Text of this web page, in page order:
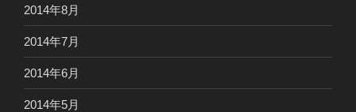
2014年8月
2014年7月
2014年6月
2014年5月